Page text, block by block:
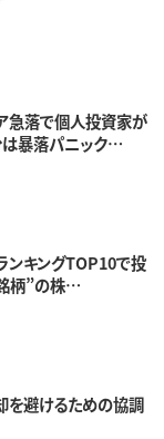
急落で個人投資家が
暴落パニック…
ンキングTOP10で投
柄”の株…
を避けるための協調